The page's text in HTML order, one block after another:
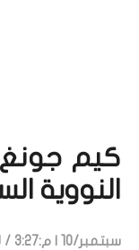
كيم جونغ
النووية
سبتمبر/10 | م:3:27 /